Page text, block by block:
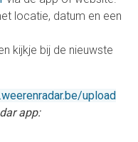
locatie, datum en een
kijkje bij de nieuwste
upload
app: